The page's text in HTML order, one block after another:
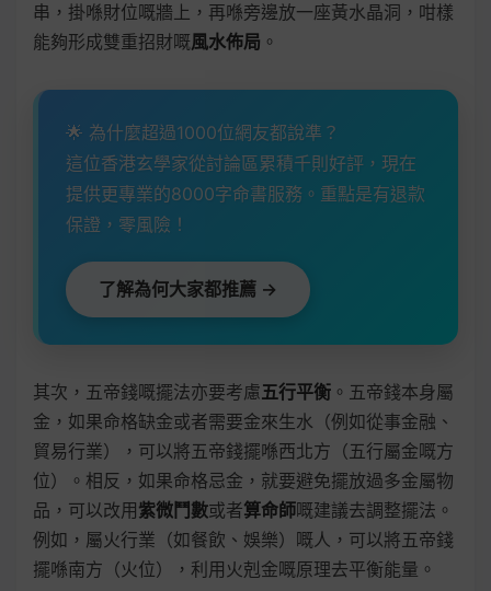
串，掛喺財位嘅牆上，再喺旁邊放一座黃水晶洞，咁樣
能夠形成雙重招財嘅風水佈局 。
🌟 為什麼超過1000位網友都說準？
這位香港玄學家從討論區累積千則好評，現在
提供更專業的8000字命書服務。重點是有退款
保證，零風險！
了解為何大家都推薦 →
其次，五帝錢嘅擺法亦要考慮五行平衡 。五帝錢本身屬
金，如果命格缺金或者需要金來生水（例如從事金融、
貿易行業），可以將五帝錢擺喺西北方（五行屬金嘅方
位）。相反，如果命格忌金，就要避免擺放過多金屬物
品，可以改用 紫微鬥數或者算命師嘅建議去調整擺法。
例如，屬火行業（如餐飲、娛樂）嘅人，可以將五帝錢
擺喺南方（火位），利用火剋金嘅原理去平衡能量。